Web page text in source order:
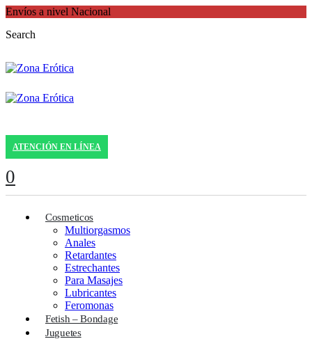
Envíos a nivel Nacional
Search
ATENCIÓN EN LÍNEA
0
Cosmeticos
Multiorgasmos
Anales
Retardantes
Estrechantes
Para Masajes
Lubricantes
Feromonas
Fetish – Bondage
Juguetes